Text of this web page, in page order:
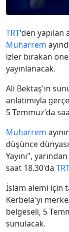
TRT'den yapılan
Muharrem
izler bırakan
yayınlanacak.
Ali Bektaş'ın
anlatımıyla
5 Temmuz'da
Muharrem
düşünce
Yayını",
saat 18.30'da
İslam alemi için
Kerbela'yı
belgeseli, 5
sunulacak.